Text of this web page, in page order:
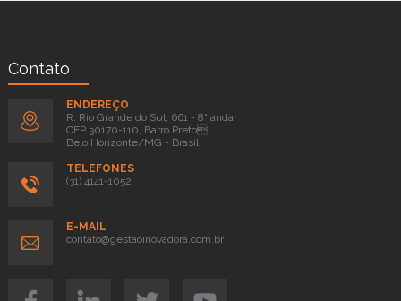
Contato
ENDEREÇO
R. Rio Grande do Sul, 661 - 8° andar
CEP 30170-110, Barro Preto
Belo Horizonte/MG - Brasil
TELEFONES
(31) 4141-1052
E-MAIL
contato@gestaoinovadora.com.br